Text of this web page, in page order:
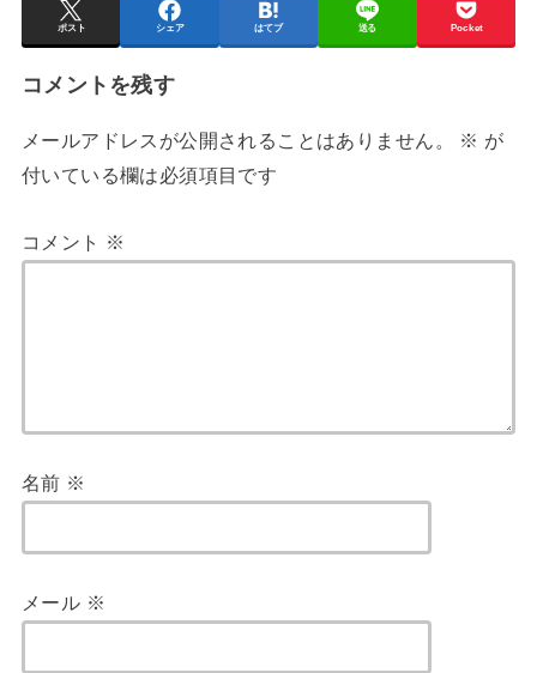
ポスト シェア はてブ 送る Pocket
コメントを残す
メールアドレスが公開されることはありません。 ※ が
付いている欄は必須項目です
コメント ※
名前 ※
メール ※